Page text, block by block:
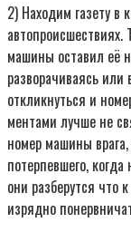
2) Находим газету в
машины оставил её
разворачиваясь
откликнуться и
ментами лучше не
номер машины
потерпевшего,
они разберутся что
изрядно